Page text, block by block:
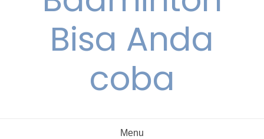
Bisa Anda
coba
Menu